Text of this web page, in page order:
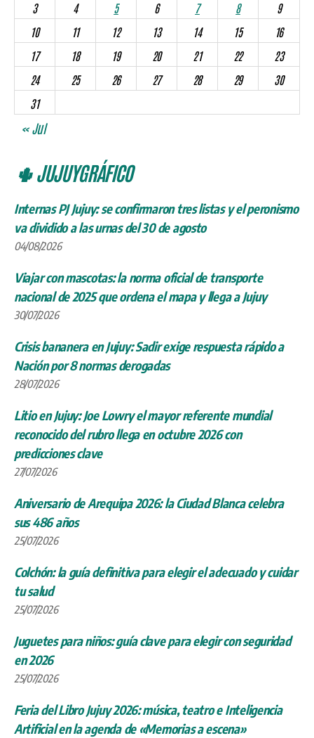
3
4 5 6 7 8
9
10
11 12 13 14 15
16
17
18 19 20 21 22
23
24
25 26 27 28 29
30
31
« Jul
🌵 JUJUYGRÁFICO
Internas PJ Jujuy: se confirmaron tres listas y el peronismo
va dividido a las urnas del 30 de agosto
04/08/2026
Viajar con mascotas: la norma oficial de transporte
nacional de 2025 que ordena el mapa y llega a Jujuy
30/07/2026
Crisis bananera en Jujuy: Sadir exige respuesta rápido a
Nación por 8 normas derogadas
28/07/2026
Litio en Jujuy: Joe Lowry el mayor referente mundial
reconocido del rubro llega en octubre 2026 con
predicciones clave
27/07/2026
Aniversario de Arequipa 2026: la Ciudad Blanca celebra
sus 486 años
25/07/2026
Colchón: la guía definitiva para elegir el adecuado y cuidar
tu salud
25/07/2026
Juguetes para niños: guía clave para elegir con seguridad
en 2026
25/07/2026
Feria del Libro Jujuy 2026: música, teatro e Inteligencia
Artificial en la agenda de «Memorias a escena»